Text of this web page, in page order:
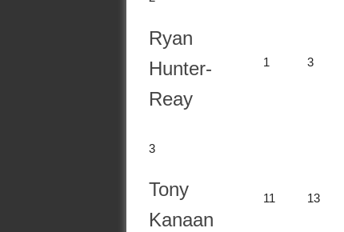
Ryan
Hunter-
Reay
1 3
3
Tony
Kanaan
11 13